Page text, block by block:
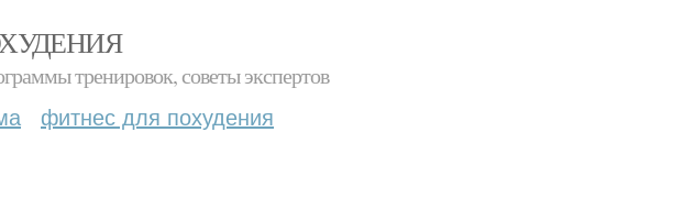
тренировок, советы экспертов
фитнес для похудения